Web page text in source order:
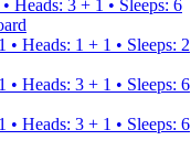
• Heads: 3 + 1 • Sleeps: 6
• Heads: 1 + 1 • Sleeps: 2
• Heads: 3 + 1 • Sleeps: 6
• Heads: 3 + 1 • Sleeps: 6